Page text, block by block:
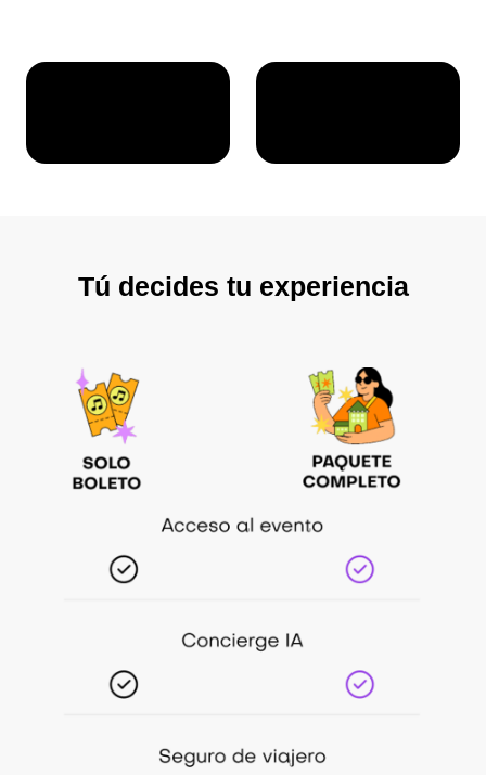
Tú decides tu experiencia